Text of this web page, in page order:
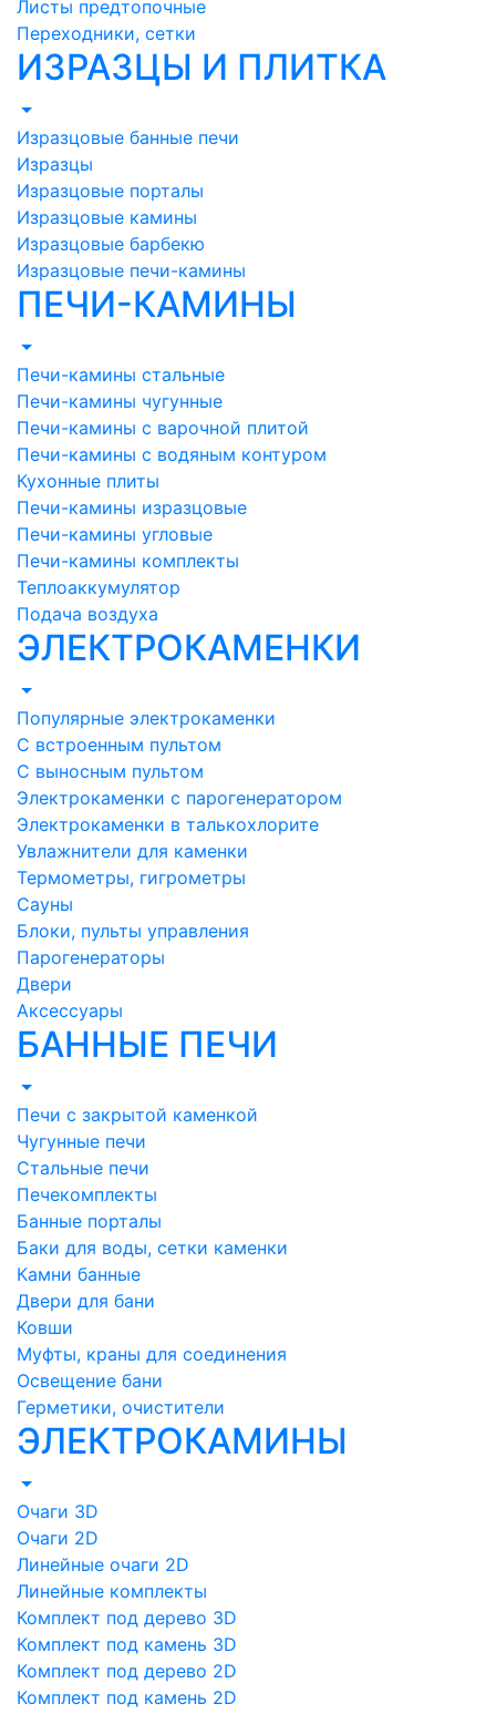
Листы предтопочные
Переходники, сетки
ИЗРАЗЦЫ И ПЛИТКА
Изразцовые банные печи
Изразцы
Изразцовые порталы
Изразцовые камины
Изразцовые барбекю
Изразцовые печи-камины
ПЕЧИ-КАМИНЫ
Печи-камины стальные
Печи-камины чугунные
Печи-камины с варочной плитой
Печи-камины с водяным контуром
Кухонные плиты
Печи-камины изразцовые
Печи-камины угловые
Печи-камины комплекты
Теплоаккумулятор
Подача воздуха
ЭЛЕКТРОКАМЕНКИ
Популярные электрокаменки
С встроенным пультом
С выносным пультом
Электрокаменки с парогенератором
Электрокаменки в талькохлорите
Увлажнители для каменки
Термометры, гигрометры
Сауны
Блоки, пульты управления
Парогенераторы
Двери
Аксессуары
БАННЫЕ ПЕЧИ
Печи с закрытой каменкой
Чугунные печи
Стальные печи
Печекомплекты
Банные порталы
Баки для воды, сетки каменки
Камни банные
Двери для бани
Ковши
Муфты, краны для соединения
Освещение бани
Герметики, очистители
ЭЛЕКТРОКАМИНЫ
Очаги 3D
Очаги 2D
Линейные очаги 2D
Линейные комплекты
Комплект под дерево 3D
Комплект под камень 3D
Комплект под дерево 2D
Комплект под камень 2D